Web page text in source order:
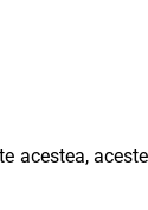
acestea,